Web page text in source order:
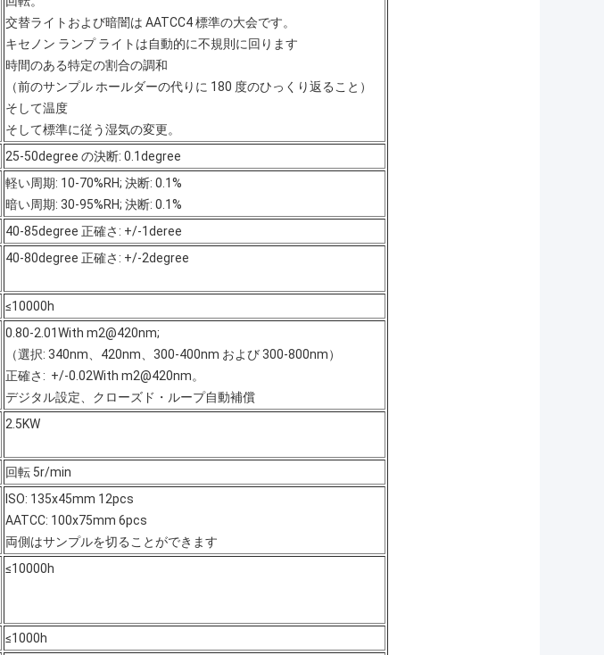
交替ライトおよび暗闇は AATCC4 標準の大会です。
キセノン ランプ ライトは自動的に不規則に回ります
時間のある特定の割合の調和
（前のサンプル ホールダーの代りに 180 度のひっくり返ること）
そして温度
そして標準に従う湿気の変更。
25-50degree の決断: 0.1degree
軽い周期: 10-70%RH; 決断: 0.1%
暗い周期: 30-95%RH; 決断: 0.1%
40-85degree 正確さ: +/-1deree
40-80degree 正確さ: +/-2degree
≤10000h
0.80-2.01With m2@420nm;
（選択: 340nm、420nm、300-400nm および 300-800nm）
正確さ: +/-0.02With m2@420nm。
デジタル設定、クローズド・ループ自動補償
2.5KW
回転 5r/min
ISO: 135x45mm 12pcs
AATCC: 100x75mm 6pcs
両側はサンプルを切ることができます
≤10000h
≤1000h